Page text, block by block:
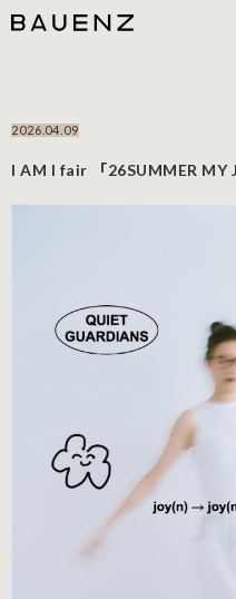
2026.04.09
I AM I fair 「26SUMMER